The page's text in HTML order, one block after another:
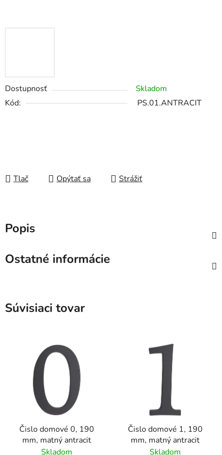
Dostupnosť
Skladom
Kód:
PS.01.ANTRACIT
Tlač Opýtať sa Strážiť
Popis
Ostatné informácie
Súvisiaci tovar
Čislo domové 0, 190
mm, matný antracit
Skladom
Čislo domové 1, 190
mm, matný antracit
Skladom